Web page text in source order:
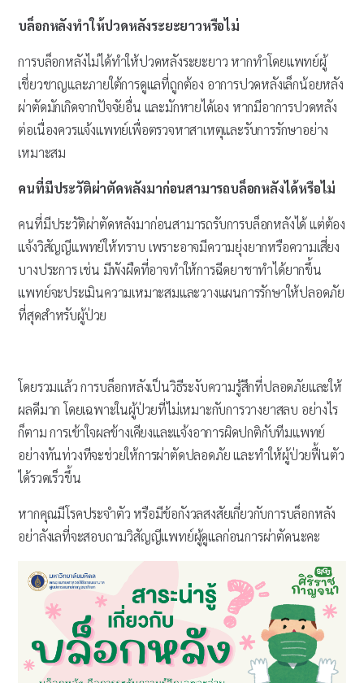
บล็อกหลังทำให้ปวดหลังระยะยาวหรือไม่
การบล็อกหลังไม่ได้ทำให้ปวดหลังระยะยาว หากทำโดยแพทย์ผู้
เชี่ยวชาญและภายใต้การดูแลที่ถูกต้อง อาการปวดหลังเล็กน้อยหลัง
ผ่าตัดมักเกิดจากปัจจัยอื่น และมักหายได้เอง หากมีอาการปวดหลัง
ต่อเนื่องควรแจ้งแพทย์เพื่อตรวจหาสาเหตุและรับการรักษาอย่าง
เหมาะสม
คนที่มีประวัติผ่าตัดหลังมาก่อนสามารถบล็อกหลังได้หรือไม่
คนที่มีประวัติผ่าตัดหลังมาก่อนสามารถรับการบล็อกหลังได้ แต่ต้อง
แจ้งวิสัญญีแพทย์ให้ทราบ เพราะอาจมีความยุ่งยากหรือความเสี่ยง
บางประการ เช่น มีพังผืดที่อาจทำให้การฉีดยาชาทำได้ยากขึ้น
แพทย์จะประเมินความเหมาะสมและวางแผนการรักษาให้ปลอดภัย
ที่สุดสำหรับผู้ป่วย
โดยรวมแล้ว การบล็อกหลังเป็นวิธีระงับความรู้สึกที่ปลอดภัยและให้
ผลดีมาก โดยเฉพาะในผู้ป่วยที่ไม่เหมาะกับการวางยาสลบ อย่างไร
ก็ตาม การเข้าใจผลข้างเคียงและแจ้งอาการผิดปกติกับทีมแพทย์
อย่างทันท่วงทีจะช่วยให้การผ่าตัดปลอดภัย และทำให้ผู้ป่วยฟื้นตัว
ได้รวดเร็วขึ้น
หากคุณมีโรคประจำตัว หรือมีข้อกังวลสงสัยเกี่ยวกับการบล็อกหลัง
อย่าลังเลที่จะสอบถามวิสัญญีแพทย์ผู้ดูแลก่อนการผ่าตัดนะคะ